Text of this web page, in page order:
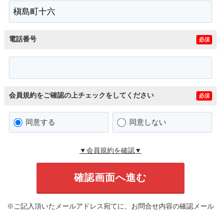
電話番号 必須
会員規約をご確認の上チェックをしてください 必須
同意する 同意しない
▼会員規約を確認▼
※ご記入頂いたメールアドレス宛てに、お問合せ内容の確認メール